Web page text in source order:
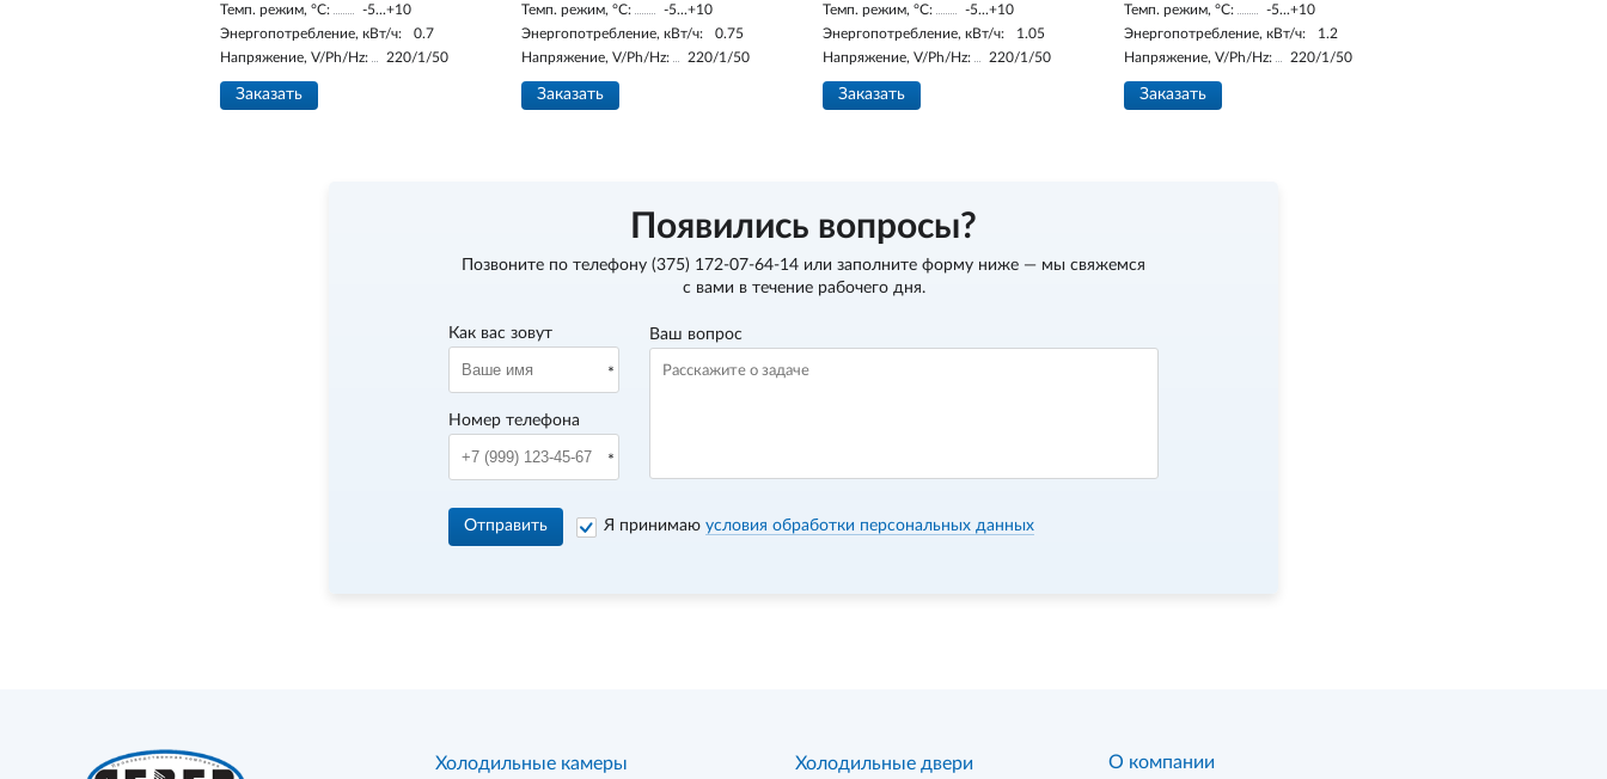
Темп. режим, °С:
-5...+10
Энергопотребление, кВт/ч:
0.7
Напряжение, V/Ph/Hz:
220/1/50
Заказать
Темп. режим, °С:
-5...+10
Энергопотребление, кВт/ч:
0.75
Напряжение, V/Ph/Hz:
220/1/50
Заказать
Темп. режим, °С:
-5...+10
Энергопотребление, кВт/ч:
1.05
Напряжение, V/Ph/Hz:
220/1/50
Заказать
Темп. режим, °С:
-5...+10
Энергопотребление, кВт/ч:
1.2
Напряжение, V/Ph/Hz:
220/1/50
Заказать
Появились вопросы?
Позвоните по телефону (375) 172-07-64-14 или заполните форму ниже — мы свяжемся
с вами в течение рабочего дня.
Как вас зовут
Номер телефона
Ваш вопрос
Отправить Я принимаю условия обработки персональных данных
Холодильные камеры Холодильные двери О компании